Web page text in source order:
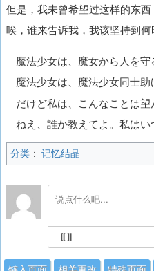
但是，我未曾希望过这样的东西
唉，谁来告诉我，我该坚持到何
魔法少女は、魔女から人を守
魔法少女は、魔法少女同士
だけど私は、こんなことは望
ねえ、誰か教えてよ。私はい
分类： 记忆结晶